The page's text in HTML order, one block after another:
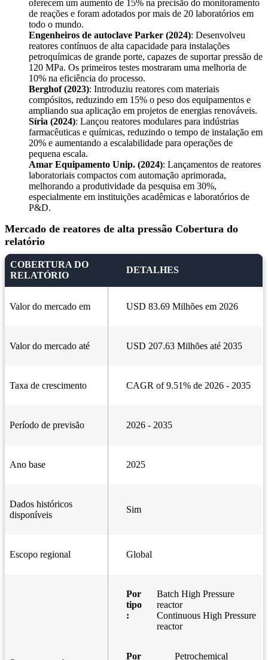
oferecem um aumento de 15% na precisão do monitoramento
de reações e foram adotados por mais de 20 laboratórios em
todo o mundo.
Engenheiros de autoclave Parker (2024): Desenvolveu
reatores contínuos de alta capacidade para instalações
petroquímicas de grande porte, capazes de suportar pressão de
120 MPa. Os primeiros testes mostraram uma melhoria de
10% na eficiência do processo.
Berghof (2023): Introduziu reatores com materiais
compósitos, reduzindo em 15% o peso dos equipamentos e
ampliando sua aplicação em projetos de energias renováveis.
Síria (2024): Lançou reatores modulares para indústrias
farmacêuticas e químicas, reduzindo o tempo de instalação em
20% e aumentando a escalabilidade para operações de
pequena escala.
Amar Equipamento Unip. (2024): Lançamentos de reatores
laboratoriais compactos com automação aprimorada,
melhorando a produtividade da pesquisa em 30%,
especialmente em instituições acadêmicas e laboratórios de
P&D.
Mercado de reatores de alta pressão Cobertura do
relatório
COBERTURA DO
RELATÓRIO
DETALHES
Valor do mercado em USD 83.69 Milhões em 2026
Valor do mercado até USD 207.63 Milhões até 2035
Taxa de crescimento CAGR of 9.51% de 2026 - 2035
Período de previsão 2026 - 2035
Ano base 2025
Dados históricos
disponíveis
Sim
Escopo regional Global
Por
tipo
:
Batch High Pressure
reactor
Continuous High Pressure
reactor
Por Petrochemical